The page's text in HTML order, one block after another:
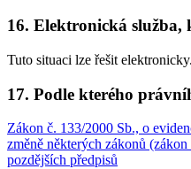
16. Elektronická služba,
Tuto situaci lze řešit elektronicky.
17. Podle kterého
Zákon č. 133/2000 Sb., o
změně některých zákonů
pozdějších předpisů